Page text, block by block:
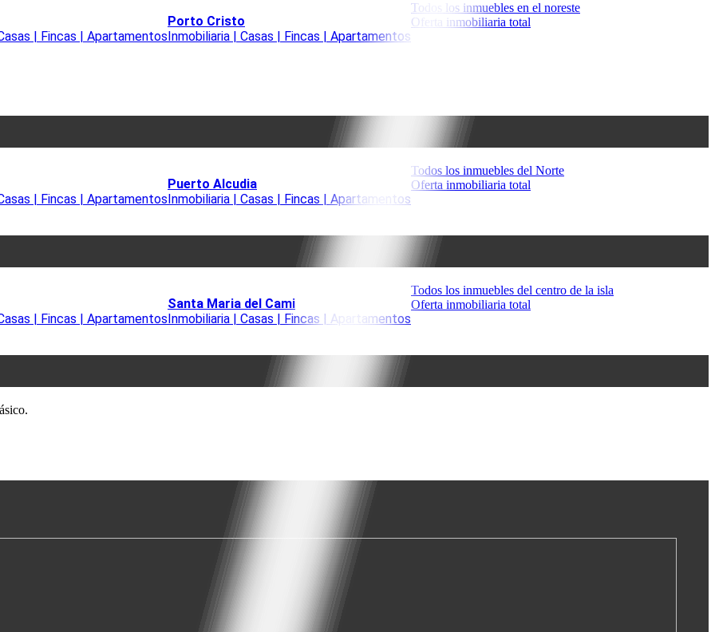
| Fincas | Apartamentos
Porto Cristo
Inmobiliaria | Casas | Fincas | Apartamentos
Todos los inmuebles en el noreste
Oferta inmobiliaria total
| Fincas | Apartamentos
Puerto Alcudia
Inmobiliaria | Casas | Fincas | Apartamentos
Todos los inmuebles del Norte
Oferta inmobiliaria total
| Fincas | Apartamentos
Santa Maria del Cami
Inmobiliaria | Casas | Fincas | Apartamentos
Todos los inmuebles del centro de la isla
Oferta inmobiliaria total